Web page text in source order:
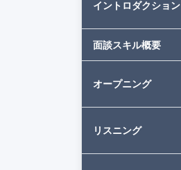
イントロダクション
面談スキル概要
オープニング
リスニング